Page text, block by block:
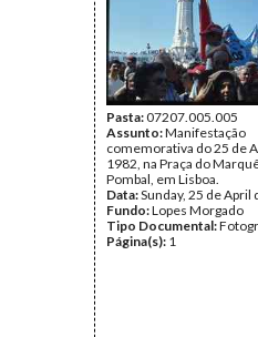
Pasta:07207.005.005
Assunto:Manifestação
comemorativa do 25 de
1982, na Praça do
Pombal, em Lisboa.
Data:Sunday, 25 de April
Fundo:Lopes Morgado
Tipo Documental:
Página(s): 1